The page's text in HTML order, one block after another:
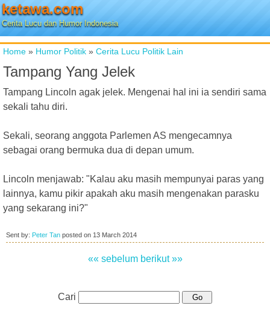
ketawa.com
Cerita Lucu dan Humor Indonesia
Home » Humor Politik » Cerita Lucu Politik Lain
Tampang Yang Jelek
Tampang Lincoln agak jelek. Mengenai hal ini ia sendiri sama
sekali tahu diri.
Sekali, seorang anggota Parlemen AS mengecamnya
sebagai orang bermuka dua di depan umum.
Lincoln menjawab: "Kalau aku masih mempunyai paras yang
lainnya, kamu pikir apakah aku masih mengenakan parasku
yang sekarang ini?"
Sent by: Peter Tan posted on 13 March 2014
«« sebelum berikut »»
Cari